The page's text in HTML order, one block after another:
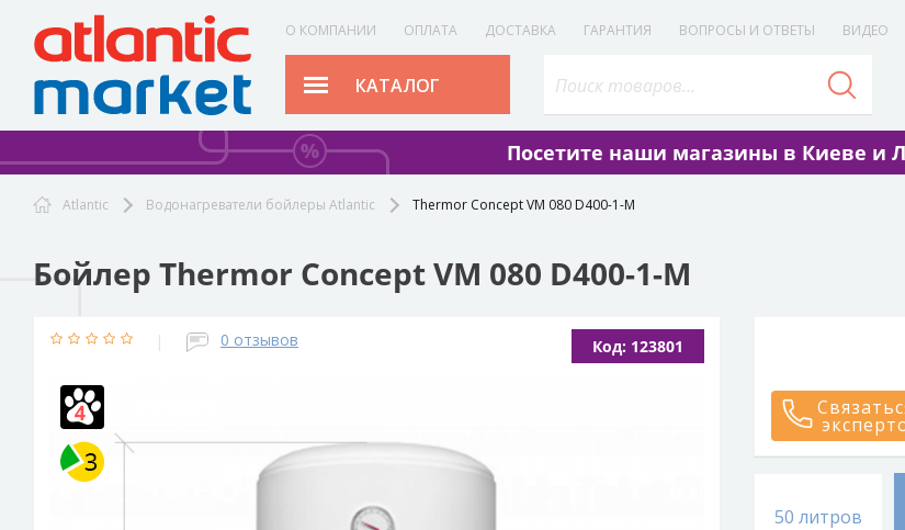
О КОМПАНИИ ОПЛАТА ДОСТАВКА ГАРАНТИЯ ВОПРОСЫ И ОТВЕТЫ ВИДЕО
КАТАЛОГ
Посетите наши магазины в Киеве и
Atlantic Водонагреватели бойлеры Atlantic Thermor Concept VM 080 D400-1-M
Бойлер Thermor Concept VM 080 D400-1-M
| 0 отзывов Код: 123801
50 литров